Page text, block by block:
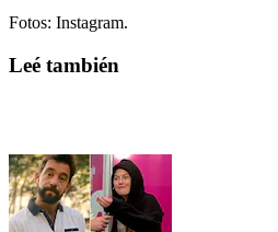
Fotos: Instagram.
Leé también